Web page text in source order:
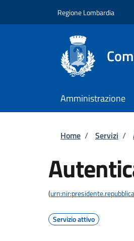
Regione Lombardia
Amministrazione
Briciole
Home / Servizi /
(
Servizio attivo